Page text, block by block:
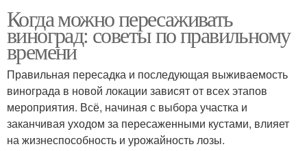
Когда можно пересаживать
виноград: советы по правильному
времени
Правильная пересадка и последующая выживаемость
винограда в новой локации зависят от всех этапов
мероприятия. Всё, начиная с выбора участка и
заканчивая уходом за пересаженными кустами, влияет
на жизнеспособность и урожайность лозы.